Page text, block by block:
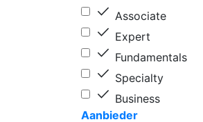
done Associate
done Expert
done Fundamentals
done Specialty
done Business
Aanbieder